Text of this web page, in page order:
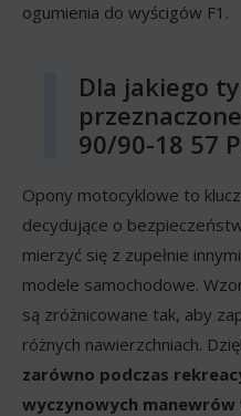
ogumienia do wyścigów F1.
Dla jakiego
90/90-18 57
Opony motocyklowe to
decydujące o
mierzyć się z zupełnie
modele samochodowe.
są zróżnicowane tak, aby
różnych nawierzchniach.
zarówno podczas
wyczynowych manewrów